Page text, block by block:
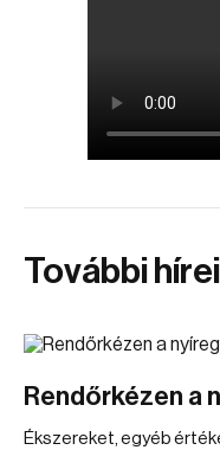
További
Rendőrkézen a
Ékszereket, egyéb